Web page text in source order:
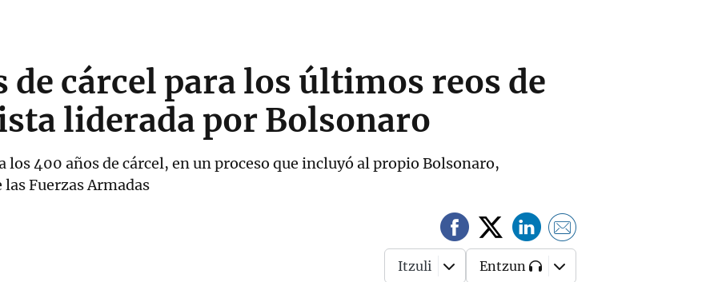
de cárcel para los últimos reos de
liderada por Bolsonaro
los 400 años de cárcel, en un proceso que incluyó al propio Bolsonaro,
Fuerzas Armadas
Itzuli Entzun